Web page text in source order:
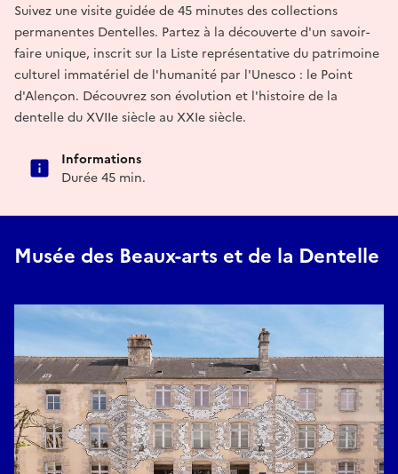
Suivez une visite guidée de 45 minutes des collections
permanentes Dentelles. Partez à la découverte d'un savoir-
faire unique, inscrit sur la Liste représentative du patrimoine
culturel immatériel de l'humanité par l'Unesco : le Point
d'Alençon. Découvrez son évolution et l'histoire de la
dentelle du XVIIe siècle au XXIe siècle.
Informations
Durée 45 min.
Musée des Beaux-arts et de la Dentelle